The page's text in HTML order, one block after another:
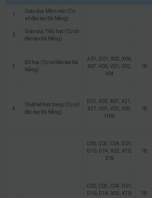
1
Giáo dục Mầm non (Cơ
sở đào tạo Đà Nẵng)
2
Giáo dục Tiểu học (Cơ sở
đào tạo Đà Nẵng)
3
Đồ hoạ (Cơ sở đào tạo Đà
Nẵng)
A01; D01; X02; X06;
X07; V00; V01; V02;
V04
18
4
Thiết kế thời trang (Cơ sở
đào tạo Đà Nẵng)
D01; X02; X07; X21;
X27; V01; V02; V03;
H06
18
C00; C03; C04; D01;
D10; D14; X02; X70;
X78
18
C00; C03; C04; D01;
D10; D14; X02; X70;
18